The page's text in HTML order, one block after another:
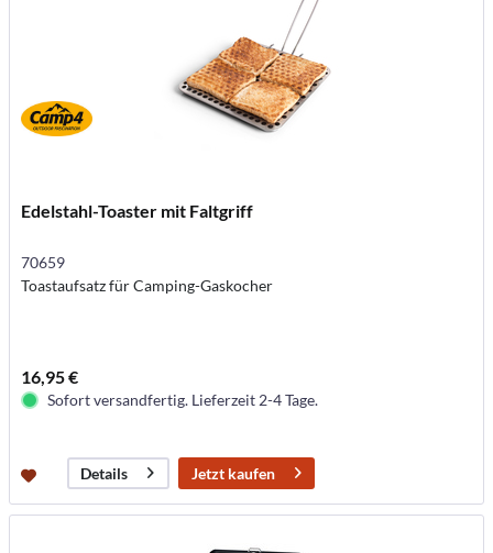
Edelstahl-Toaster mit Faltgriff
70659
Toastaufsatz für Camping-Gaskocher
16,95 €
Sofort versandfertig. Lieferzeit 2-4 Tage.
Details Jetzt kaufen